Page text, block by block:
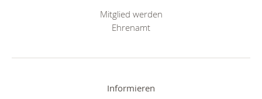
Mitglied werden
Ehrenamt
Informieren